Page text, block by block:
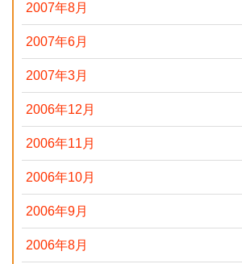
2007年8月
2007年6月
2007年3月
2006年12月
2006年11月
2006年10月
2006年9月
2006年8月